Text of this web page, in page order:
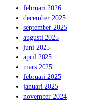
februari 2026
december 2025
september 2025
augusti 2025
juni 2025
april 2025
mars 2025
februari 2025
januari 2025
november 2024